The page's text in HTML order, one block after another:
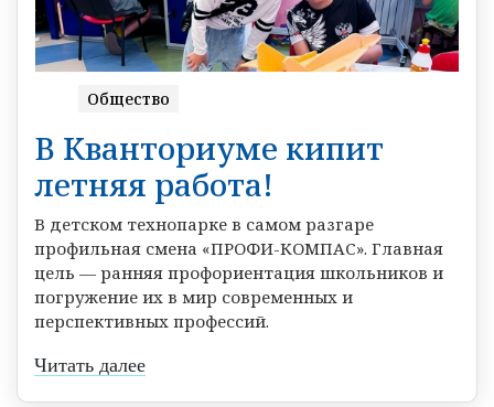
Общество
В Кванториуме кипит
летняя работа!
В детском технопарке в самом разгаре
профильная смена «ПРОФИ-КОМПАС». Главная
цель — ранняя профориентация школьников и
погружение их в мир современных и
перспективных профессий.
Читать далее